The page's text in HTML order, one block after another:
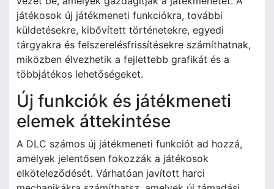
játékosok új játékmeneti funkciókra, további
küldetésekre, kibővített történetekre, egyedi
tárgyakra és felszerelésfrissítésekre számíthatnak,
miközben élvezhetik a fejlettebb grafikát és a
többjátékos lehetőségeket.
Új funkciók és játékmeneti
elemek áttekintése
A DLC számos új játékmeneti funkciót ad hozzá,
amelyek jelentősen fokozzák a játékosok
elköteleződését. Várhatóan javított harci